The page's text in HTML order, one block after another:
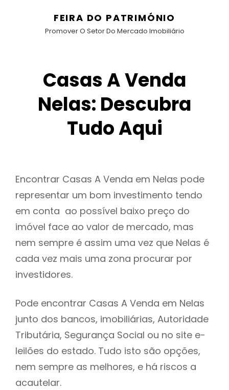
FEIRA DO PATRIMÓNIO
Promover O Setor Do Mercado Imobiliário
Casas A Venda
Nelas: Descubra
Tudo Aqui
Encontrar Casas A Venda em Nelas pode
representar um bom investimento tendo
em conta ao possível baixo preço do
imóvel face ao valor de mercado, mas
nem sempre é assim uma vez que Nelas é
cada vez mais uma zona procurar por
investidores.
Pode encontrar Casas A Venda em Nelas
junto dos bancos, imobiliárias, Autoridade
Tributária, Segurança Social ou no site e-
leilões do estado. Tudo isto são opções,
nem sempre as melhores, e há riscos a
acautelar.